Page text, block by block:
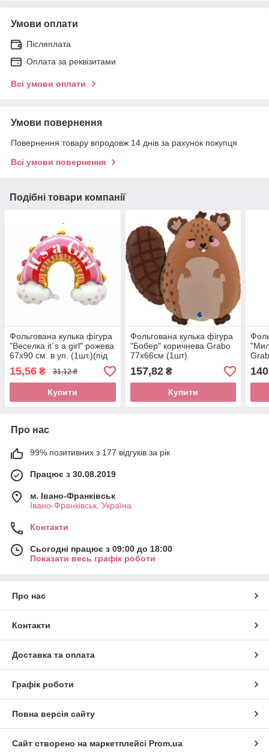
Умови оплати
Післяплата
Оплата за реквізитами
Всі умови оплати
Умови повернення
Повернення товару впродовж 14 днів за рахунок покупця
Всі умови повернення
Подібні товари компанії
Фольгована кулька фігура
"Веселка it`s a girl" рожева
67х90 см. в уп. (1шт.)(під
повітря)
15,56 ₴ 31,12 ₴
Купити
Фольгована кулька фігура
"Бобер" коричнева Grabo
77х66см (1шт).
157,82₴
Купити
Про нас
99% позитивних з 177 відгуків за рік
Працює з 30.08.2019
м. Івано-Франківськ
Івано-Франківськ, Україна
Контакти
Сьогодні працює з 09:00 до 18:00
Показати весь графік роботи
Про нас
Контакти
Доставка та оплата
Графік роботи
Повна версія сайту
Сайт створено на маркетплейсі Prom.ua